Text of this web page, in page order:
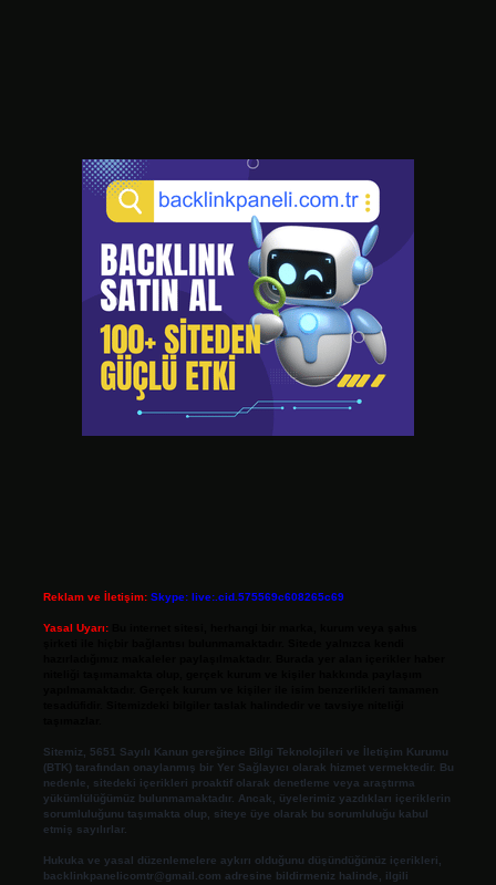
Reklam ve İletişim: Skype: live:.cid.575569c608265c69
Yasal Uyarı:
Sitemiz, 5651 Sayılı Kanun gereğince Bilgi Teknolojileri ve İletişim Kurumu
(BTK) tarafından onaylanmış bir Yer Sağlayıcı olarak hizmet vermektedir. Bu
nedenle, sitedeki içerikleri proaktif olarak denetleme veya araştırma
yükümlülüğümüz bulunmamaktadır. Ancak, üyelerimiz yazdıkları içeriklerin
sorumluluğunu taşımakta olup, siteye üye olarak bu sorumluluğu kabul
etmiş sayılırlar.
Hukuka ve yasal düzenlemelere aykırı olduğunu düşündüğünüz içerikleri,
backlinkpanelicomtr@gmail.com adresine bildirmeniz halinde, ilgili